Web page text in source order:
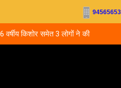
किशोर समेत 3 लोगों ने की